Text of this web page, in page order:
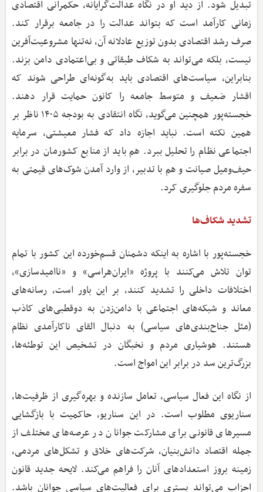
تبدیل شود. از دید او در نگاه عدالت‌گرایانه، حکمرانی اقتصادی
زمانی کارآمد است که بتواند عدالت را در جامعه برقرار کند.
صرف رشد اقتصادی بدون توزیع عادلانه آن، نه‌تنها مشروعیت‌آفرین
نیست، بلکه می‌تواند به شکاف طبقاتی و بی‌اعتمادی دامن بزند.
بنابراین، سیاست‌های اقتصادی باید به‌گونه‌ای طراحی شوند که
اقشار ضعیف و متوسط جامعه را کانون حمایت قرار دهند.
خجسته‌پور همچنین می‌گوید، نگاه انتقادی به بودجه ۱۴۰۵ ناظر بر
همین نکته است. نباید اجازه داد که فشار معیشتی، سرمایه
اجتماعی نظام را تحلیل ببرد. هم باید از منابع کشورمان در برابر
حیف‌ومیل صیانت و هم با تدبیر، از وارد آمدن شوک‌های قیمتی به
سفره مردم جلوگیری کرد.
تشدید شکاف‌ها
خجسته‌پور با اشاره به اینکه دشمنان قسم‌خورده این کشور با تمام
توان تلاش می‌کنند با پروژه «ایران‌هراسی» و «ناامیدسازی»،
اختلافات داخلی را تشدید کنند، بر این باور است، رسانه‌های
معاند و شبکه‌های اجتماعی با دامن‌زدن به دوقطبی‌های کاذب
(مثل جناح‌بندی‌های سیاسی) به دنبال القای ناکارآمدی نظام
هستند. هوشیاری مردم و نخبگان در تشخیص این توطئه‌ها،
بزرگ‌ترین سد در برابر این امواج است.
از نگاه این فعال سیاسی، تعامل سازنده و بهره‌گیری از ظرفیت‌ها،
سناریوی مطلوب است. در این سناریو، حاکمیت با بازگشایی
مسیرهای قانونی برای مشارکت جوانان در عرصه‌های مختلف از
جمله اقتصاد دانش‌بنیان، شرکت‌های خلاق و تشکل‌های مردمی،
زمینه بروز استعدادهای آنان را فراهم می‌کند. لایحه جدید قانون
احزاب می‌تواند بستری برای فعالیت‌های سیاسی جوانان باشد.